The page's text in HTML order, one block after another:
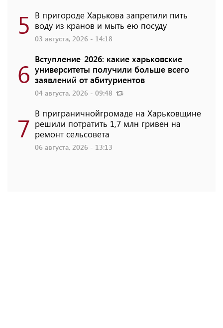
5 В пригороде Харькова запретили пить
воду из кранов и мыть ею посуду
03 августа, 2026 - 14:18
6 Вступление-2026: какие харьковские
университеты получили больше всего
заявлений от абитуриентов
04 августа, 2026 - 09:48
7 В приграничнойгромаде на Харьковщине
решили потратить 1,7 млн ​​гривен на
ремонт сельсовета
06 августа, 2026 - 13:13